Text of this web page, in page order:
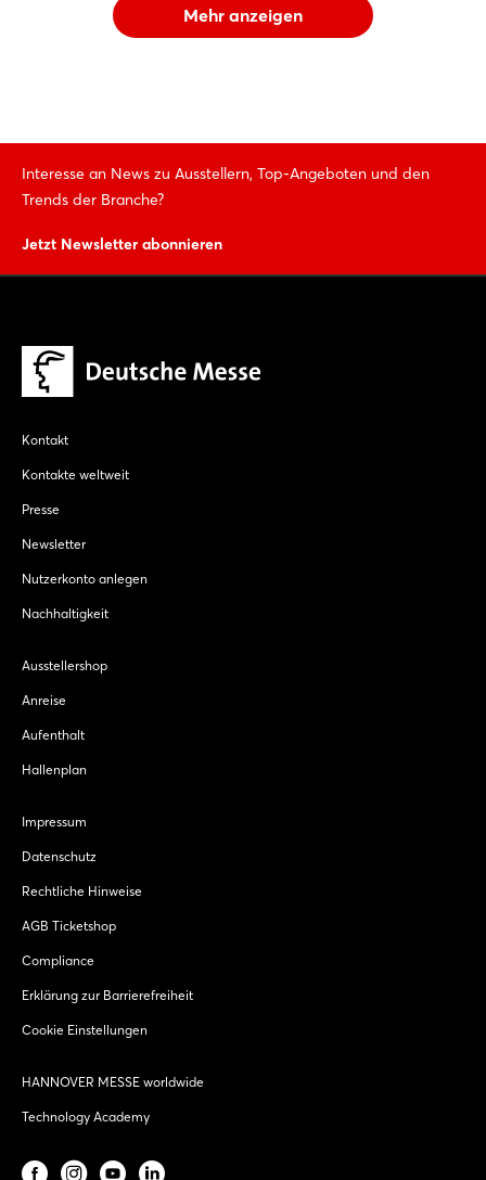
Mehr anzeigen
Interesse an News zu Ausstellern, Top-Angeboten und den
Trends der Branche?
Jetzt Newsletter abonnieren
Kontakt
Kontakte weltweit
Presse
Newsletter
Nutzerkonto anlegen
Nachhaltigkeit
Ausstellershop
Anreise
Aufenthalt
Hallenplan
Impressum
Datenschutz
Rechtliche Hinweise
AGB Ticketshop
Compliance
Erklärung zur Barrierefreiheit
Cookie Einstellungen
HANNOVER MESSE worldwide
Technology Academy